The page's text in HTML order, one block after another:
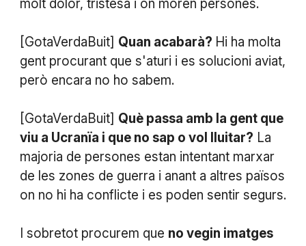
molt dolor, tristesa i on moren persones.
[GotaVerdaBuit] Quan acabarà? Hi ha molta
gent procurant que s'aturi i es solucioni aviat,
però encara no ho sabem.
[GotaVerdaBuit] Què passa amb la gent que
viu a Ucranïa i que no sap o vol lluitar? La
majoria de persones estan intentant marxar
de les zones de guerra i anant a altres països
on no hi ha conflicte i es poden sentir segurs.
I sobretot procurem que no vegin imatges